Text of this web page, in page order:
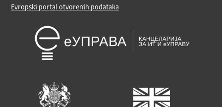
Evropski portal otvorenih podataka